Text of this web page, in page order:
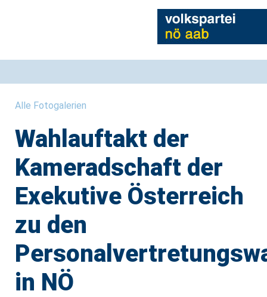
Alle Fotogalerien
Wahlauftakt der
Kameradschaft der
Exekutive Österreich
zu den
in NÖ